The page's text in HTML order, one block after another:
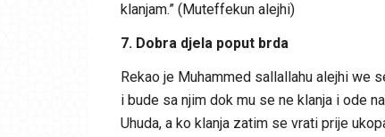
klanjam.” (Muteffekun alejhi)
7. Dobra djela poput brda
Rekao je Muhammed sallallahu alejhi we
i bude sa njim dok mu se ne klanja i ode
Uhuda, a ko klanja zatim se vrati prije